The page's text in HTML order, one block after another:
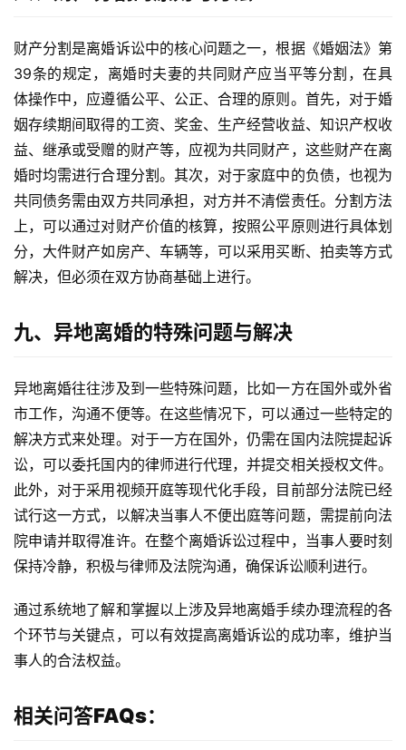
财产分割是离婚诉讼中的核心问题之一，根据《婚姻法》第
39条的规定，离婚时夫妻的共同财产应当平等分割，在具
体操作中，应遵循公平、公正、合理的原则。首先，对于婚
姻存续期间取得的工资、奖金、生产经营收益、知识产权收
益、继承或受赠的财产等，应视为共同财产，这些财产在离
婚时均需进行合理分割。其次，对于家庭中的负债，也视为
共同债务需由双方共同承担，对方并不清偿责任。分割方法
上，可以通过对财产价值的核算，按照公平原则进行具体划
分，大件财产如房产、车辆等，可以采用买断、拍卖等方式
解决，但必须在双方协商基础上进行。
九、异地离婚的特殊问题与解决
异地离婚往往涉及到一些特殊问题，比如一方在国外或外省
市工作，沟通不便等。在这些情况下，可以通过一些特定的
解决方式来处理。对于一方在国外，仍需在国内法院提起诉
讼，可以委托国内的律师进行代理，并提交相关授权文件。
此外，对于采用视频开庭等现代化手段，目前部分法院已经
试行这一方式，以解决当事人不便出庭等问题，需提前向法
院申请并取得准许。在整个离婚诉讼过程中，当事人要时刻
保持冷静，积极与律师及法院沟通，确保诉讼顺利进行。
通过系统地了解和掌握以上涉及异地离婚手续办理流程的各
个环节与关键点，可以有效提高离婚诉讼的成功率，维护当
事人的合法权益。
相关问答FAQs：